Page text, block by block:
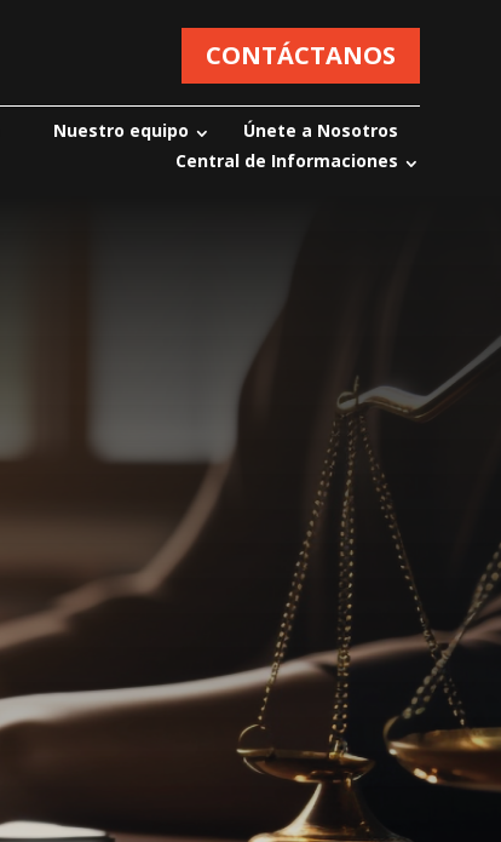
CONTÁCTANOS
Nuestro equipo
Únete a Nosotros
Central de Informaciones